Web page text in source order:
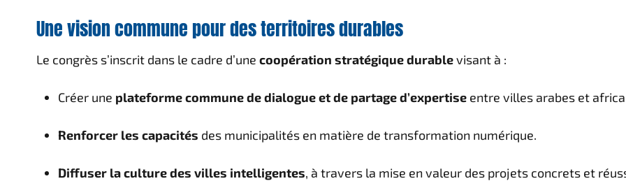
Une vision commune pour des territoires durables
Le congrès s’inscrit dans le cadre d’une coopération stratégique durablevisant à :
Créer une plateforme commune de dialogue et de partage d’expertiseentre villes arabes et
Renforcer les capacités des municipalités en matière de transformation numérique.
Diffuser la culture des villes intelligentes, à travers la mise en valeur des projets concrets et